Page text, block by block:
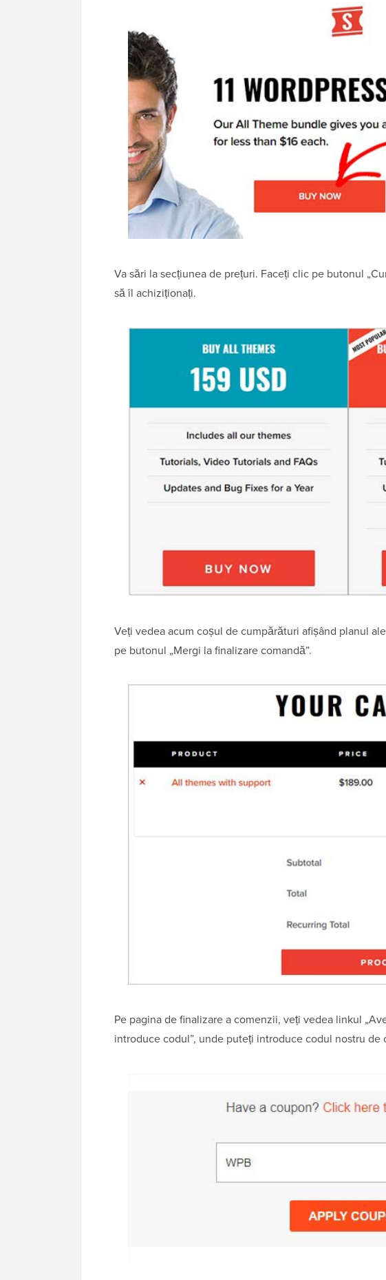
Va sări la secțiunea de prețuri. Faceți clic pe butonul
să îl achiziționați.
Veți vedea acum coșul de cumpărături afișând planul
pe butonul „Mergi la finalizare comandă”.
Pe pagina de finalizare a comenzii, veți vedea linkul
introduce codul”, unde puteți introduce codul nostru de